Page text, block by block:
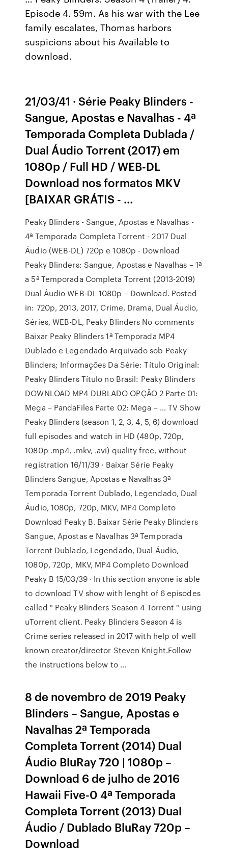
Episode 4. 59m. As his war with the Lee
family escalates, Thomas harbors
suspicions about his Available to
download.
21/03/41 · Série Peaky Blinders -
Sangue, Apostas e Navalhas - 4ª
Temporada Completa Dublada /
Dual Áudio Torrent (2017) em
1080p / Full HD / WEB-DL
Download nos formatos MKV
[BAIXAR GRÁTIS - …
Peaky Blinders - Sangue, Apostas e Navalhas -
4ª Temporada Completa Torrent - 2017 Dual
Áudio (WEB-DL) 720p e 1080p - Download
Peaky Blinders: Sangue, Apostas e Navalhas – 1ª
a 5ª Temporada Completa Torrent (2013-2019)
Dual Áudio WEB-DL 1080p – Download. Posted
in: 720p, 2013, 2017, Crime, Drama, Dual Áudio,
Séries, WEB-DL, Peaky Blinders No comments
Baixar Peaky Blinders 1ª Temporada MP4
Dublado e Legendado Arquivado sob Peaky
Blinders; Informações Da Série: Título Original:
Peaky Blinders Título no Brasil: Peaky Blinders
DOWNLOAD MP4 DUBLADO OPÇÃO 2 Parte 01:
Mega – PandaFiles Parte 02: Mega – … TV Show
Peaky Blinders (season 1, 2, 3, 4, 5, 6) download
full episodes and watch in HD (480p, 720p,
1080p .mp4, .mkv, .avi) quality free, without
registration 16/11/39 · Baixar Série Peaky
Blinders Sangue, Apostas e Navalhas 3ª
Temporada Torrent Dublado, Legendado, Dual
Áudio, 1080p, 720p, MKV, MP4 Completo
Download Peaky B. Baixar Série Peaky Blinders
Sangue, Apostas e Navalhas 3ª Temporada
Torrent Dublado, Legendado, Dual Áudio,
1080p, 720p, MKV, MP4 Completo Download
Peaky B 15/03/39 · In this section anyone is able
to download TV show with lenght of 6 episodes
called " Peaky Blinders Season 4 Torrent " using
uTorrent client. Peaky Blinders Season 4 is
Crime series released in 2017 with help of well
known creator/director Steven Knight.Follow
the instructions below to …
8 de novembro de 2019 Peaky
Blinders – Sangue, Apostas e
Navalhas 2ª Temporada
Completa Torrent (2014) Dual
Áudio BluRay 720 | 1080p –
Download 6 de julho de 2016
Hawaii Five-0 4ª Temporada
Completa Torrent (2013) Dual
Áudio / Dublado BluRay 720p –
Download